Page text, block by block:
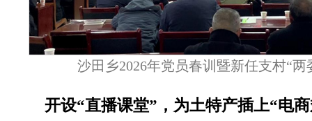
沙田乡2026年党员春训暨新任支村“两
开设“直播课堂”，为土特产插上“电